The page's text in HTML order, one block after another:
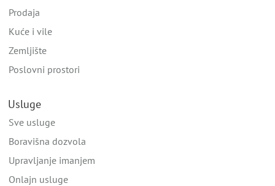
Prodaja
Kuće i vile
Zemljište
Poslovni prostori
Usluge
Sve usluge
Boravišna dozvola
Upravljanje imanjem
Onlajn usluge